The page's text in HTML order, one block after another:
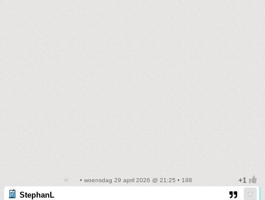
• woensdag 29 april 2026 @ 21:25 • 198
StephanL